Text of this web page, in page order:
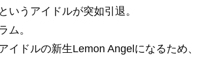
いうアイドルが突如引退。
ム。
ドルの新生Lemon Angelになるため、